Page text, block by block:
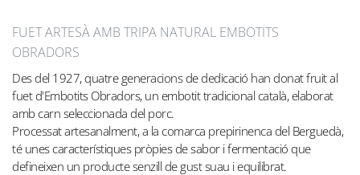
FUET ARTESÀ AMB TRIPA NATURAL EMBOTITS
OBRADORS
Des del 1927, quatre generacions de dedicació han donat fruit al
fuet d'Embotits Obradors, un embotit tradicional català, elaborat
amb carn seleccionada del porc.
Processat artesanalment, a la comarca prepirinenca del Berguedà,
té unes característiques pròpies de sabor i fermentació que
defineixen un producte senzill de gust suau i equilibrat.